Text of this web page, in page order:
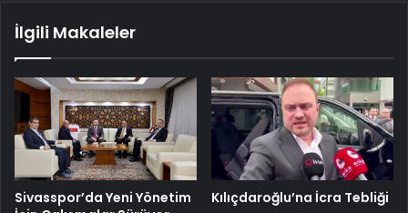
İlgili Makaleler
Sivasspor’da Yeni Yönetim
Kılıçdaroğlu’na İcra Tebliği